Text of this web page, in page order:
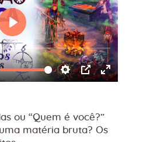
ou “Quem é você?”
matéria bruta? Os